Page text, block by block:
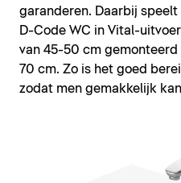
garanderen. Daarbij
D-Code WC in Vital-
van 45-50 cm
70 cm. Zo is het goed
zodat men gemakkelijk